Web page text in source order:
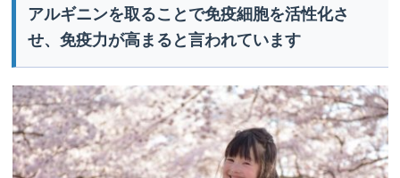
アルギニンを取ることで免疫細胞を活性化さ
せ、免疫力が高まると言われています